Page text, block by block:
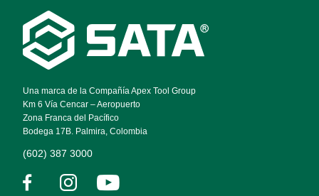
Footer
Navigation
Una marca de la Compañía Apex Tool Group
Km 6 Vía Cencar – Aeropuerto
Zona Franca del Pacífico
Bodega 17B. Palmira, Colombia
(602) 387 3000